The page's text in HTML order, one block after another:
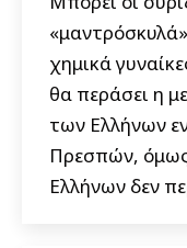
χημικά
θα περάσει η
των Ελλήνων
Πρεσπών,
Ελλήνων δεν